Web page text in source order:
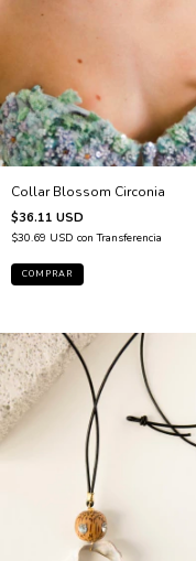
Collar Blossom Circonia
$36.11 USD
$30.69 USD con Transferencia